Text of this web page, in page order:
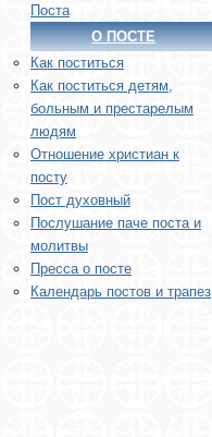
Поста
О ПОСТЕ
Как поститься
Как поститься детям,
больным и престарелым
людям
Отношение христиан к
посту
Пост духовный
Послушание паче поста и
молитвы
Пресса о посте
Календарь постов и трапез